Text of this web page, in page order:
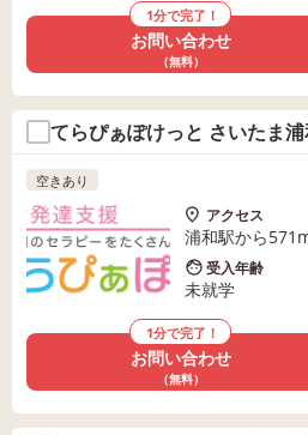
1分で完了！
お問い合わせ
（無料）
てらぴぁぽけっと さいたま
空きあり
アクセス
浦和駅から
受入年齢
未就学
1分で完了！
お問い合わせ
（無料）